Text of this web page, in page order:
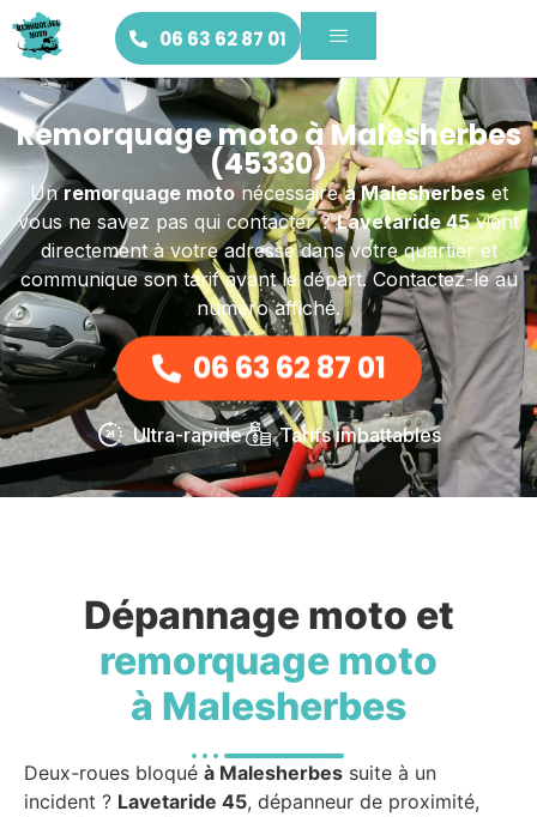
06 63 62 87 01
Remorquage moto à Malesherbes
(45330)
Unremorquage motonécessaireà Malesherbeset
vous ne savez pas qui contacter ?Lavetaride 45vient
directement à votre adresse dans votre quartier et
communique son tarif avant le départ. Contactez-le au
numéro affiché.
06 63 62 87 01
Ultra-rapide Tarifs imbattables
Dépannage moto et
remorquage moto
à Malesherbes
Deux-roues bloqué à Malesherbes suite à un
incident ? Lavetaride 45, dépanneur de proximité,